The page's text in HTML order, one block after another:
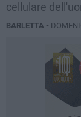
cellulare
BARLETTA -